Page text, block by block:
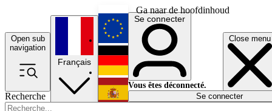
Ga naar de hoofdinhoud
Open sub
navigation
Close menu
Recherche
Français
English
Deutsch
Español
Se connecter
Vous êtes déconnecté.
Se connecter